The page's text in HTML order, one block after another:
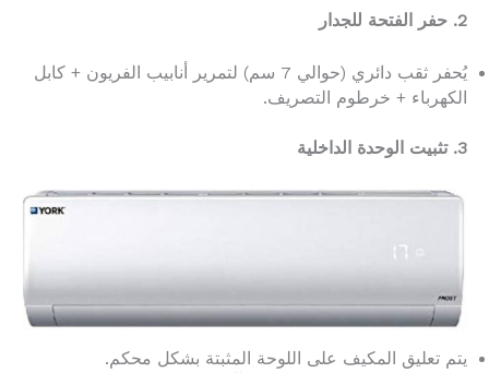
2. حفر الفتحة للجدار
يُحفر ثقب دائري (حوالي 7 سم) لتمرير أنابيب الفريون + كابل
الكهرباء + خرطوم التصريف.
3. تثبيت الوحدة الداخلية
يتم تعليق المكيف على اللوحة المثبتة بشكل محكم.